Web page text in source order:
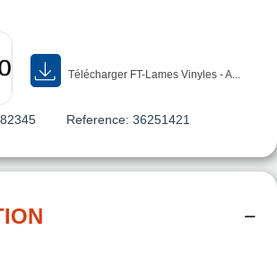
Télécharger FT-Lames Vinyles - A...
Reference: 36251421